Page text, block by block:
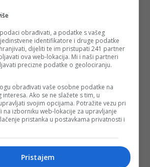
obrađivati, a podatke s vašeg
identifikatore i druge podatke
dijeliti te im pristupati 241 partner
ova web-lokacija. Mi i naši partneri
precizne podatke o geolociranju.
obrađivati vaše osobne podatke na
Ako se ne slažete s tim, u
svojim opcijama. Potražite vezu pri
na izborniku web-lokacije za upravljanje
pristanka u postavkama privatnosti i
Pristajem